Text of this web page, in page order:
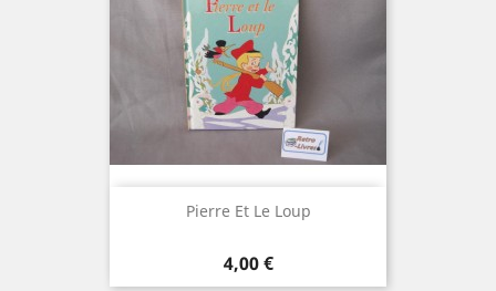
Pierre Et Le Loup
Prix
4,00 €